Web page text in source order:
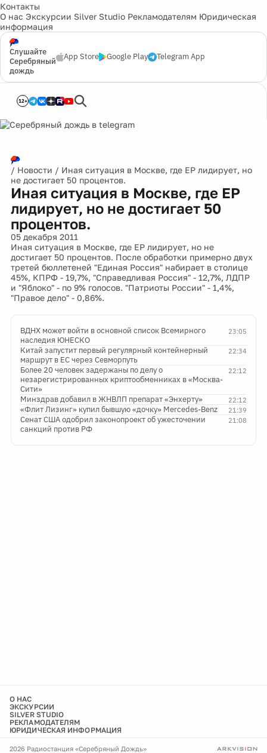
Контакты
О нас Экскурсии Silver Studio Рекламодателям Юридическая
информация
Слушайте
Серебряный
дождь
App Store Google Play Telegram App
12+
/ Новости / Иная ситуация в Москве, где ЕР лидирует, но
не достигает 50 процентов.
Иная ситуация в Москве, где ЕР
лидирует, но не достигает 50
процентов.
05 декабря 2011
Иная ситуация в Москве, где ЕР лидирует, но не
достигает 50 процентов. После обработки примерно двух
третей бюллетеней "Единая Россия" набирает в столице
45%, КПРФ - 19,7%, "Справедливая Россия" - 12,7%, ЛДПР
и "Яблоко" - по 9% голосов. "Патриоты России" - 1,4%,
"Правое дело" - 0,86%.
23:05
ВДНХ может войти в основной список Всемирного
наследия ЮНЕСКО
22:34
Китай запустит первый регулярный контейнерный
маршрут в ЕС через Севморпуть
22:12
Более 20 человек задержаны по делу о
незарегистрированных криптообменниках в «Москва-
Сити»
22:12
Минздрав добавил в ЖНВЛП препарат «Энхерту»
21:39
«Флит Лизинг» купил бывшую «дочку» Mercedes-Benz
21:08
Сенат США одобрил законопроект об ужесточении
санкций против РФ
О НАС
ЭКСКУРСИИ
SILVER STUDIO
РЕКЛАМОДАТЕЛЯМ
ЮРИДИЧЕСКАЯ ИНФОРМАЦИЯ
2026 Радиостанция «Серебряный Дождь»